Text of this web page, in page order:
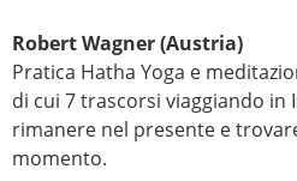
Robert Wagner (Austria)
Pratica Hatha Yoga e
di cui 7 trascorsi viaggiando in
rimanere nel presente e
momento.